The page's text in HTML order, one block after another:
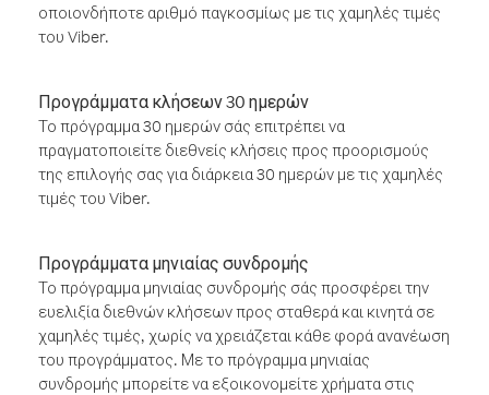
οποιονδήποτε αριθμό παγκοσμίως με τις χαμηλές τιμές
του Viber.
Προγράμματα κλήσεων 30 ημερών
Το πρόγραμμα 30 ημερών σάς επιτρέπει να
πραγματοποιείτε διεθνείς κλήσεις προς προορισμούς
της επιλογής σας για διάρκεια 30 ημερών με τις χαμηλές
τιμές του Viber.
Προγράμματα μηνιαίας συνδρομής
Το πρόγραμμα μηνιαίας συνδρομής σάς προσφέρει την
ευελιξία διεθνών κλήσεων προς σταθερά και κινητά σε
χαμηλές τιμές, χωρίς να χρειάζεται κάθε φορά ανανέωση
του προγράμματος. Με το πρόγραμμα μηνιαίας
συνδρομής μπορείτε να εξοικονομείτε χρήματα στις